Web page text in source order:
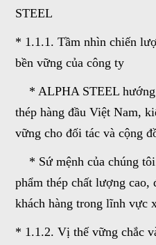
STEEL
* 1.1.1. Tầm nhìn chiến
bền vững của công ty
* ALPHA STEEL hướng
thép hàng đầu Việt Nam,
vững cho đối tác và cộng
* Sứ mệnh của chúng tôi
phẩm thép chất lượng cao,
khách hàng trong lĩnh vực
* 1.1.2. Vị thế vững chắc